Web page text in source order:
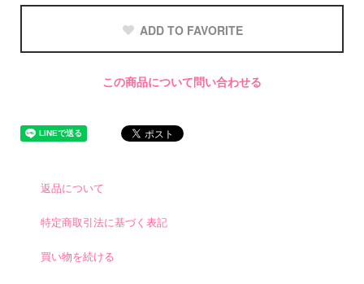
ADD TO FAVORITE
この商品について問い合わせる
返品について
特定商取引法に基づく表記
買い物を続ける